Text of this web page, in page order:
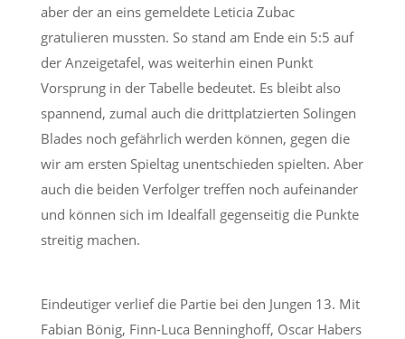
aber der an eins gemeldete Leticia Zubac
gratulieren mussten. So stand am Ende ein 5:5 auf
der Anzeigetafel, was weiterhin einen Punkt
Vorsprung in der Tabelle bedeutet. Es bleibt also
spannend, zumal auch die drittplatzierten Solingen
Blades noch gefährlich werden können, gegen die
wir am ersten Spieltag unentschieden spielten. Aber
auch die beiden Verfolger treffen noch aufeinander
und können sich im Idealfall gegenseitig die Punkte
streitig machen.
Eindeutiger verlief die Partie bei den Jungen 13. Mit
Fabian Bönig, Finn-Luca Benninghoff, Oscar Habers